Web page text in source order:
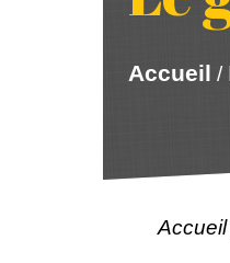
Accueil /